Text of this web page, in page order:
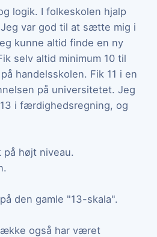
logik. I folkeskolen hjalp
var god til at sætte mig i
kunne altid finde en ny
selv altid minimum 10 til
handelsskolen. Fik 11 i en
på universitetet. Jeg
i færdighedsregning, og
på højt niveau.
den gamle "13-skala".
også har været